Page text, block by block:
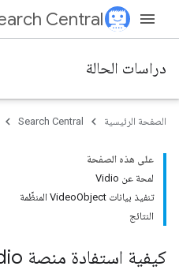
Central
دراسات الحالة
الصفحة الرئيسية Search Central
على هذه الصفحة
لمحة عن Vidio
تنفيذ بيانات VideoObject المنظَّمة
النتائج